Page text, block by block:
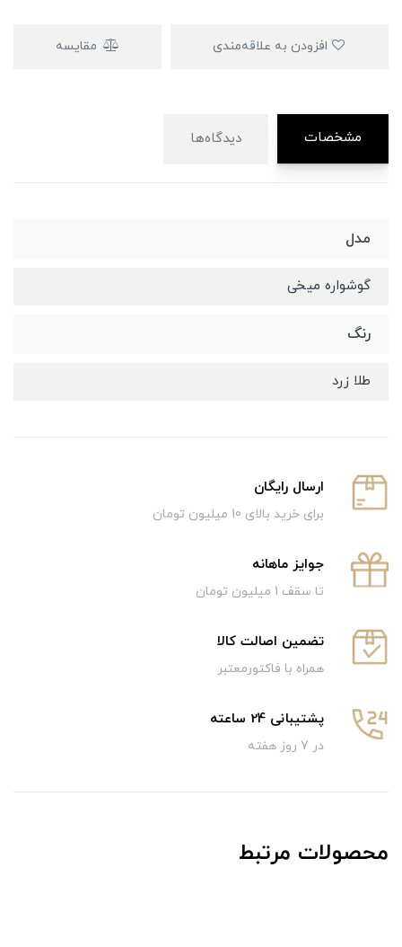
مقایسه
مشخصات دیدگاه‌ها
مدل
گوشواره میخی
رنگ
طلا زرد
ارسال رایگان
برای خرید بالای 10 میلیون تومان
جوایز ماهانه
تا سقف 1 میلیون تومان
تضمین اصالت کالا
همراه با فاکتورمعتبر
پشتیبانی 24 ساعته
در 7 روز هفته
محصولات مرتبط